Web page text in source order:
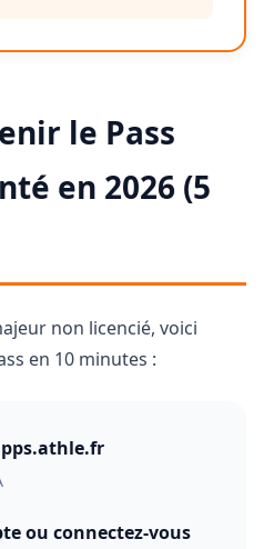
le Pass
en 2026 (5
non licencié, voici
en 10 minutes :
pps.athle.fr
ou connectez-vous